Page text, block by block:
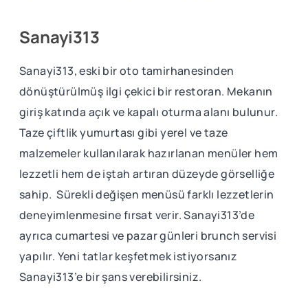
Sanayi313
Sanayi313, eski bir oto tamirhanesinden
dönüştürülmüş ilgi çekici bir restoran. Mekanın
giriş katında açık ve kapalı oturma alanı bulunur.
Taze çiftlik yumurtası gibi yerel ve taze
malzemeler kullanılarak hazırlanan menüler hem
lezzetli hem de iştah artıran düzeyde görselliğe
sahip. Sürekli değişen menüsü farklı lezzetlerin
deneyimlenmesine fırsat verir. Sanayi313’de
ayrıca cumartesi ve pazar günleri brunch servisi
yapılır. Yeni tatlar keşfetmek istiyorsanız
Sanayi313’e bir şans verebilirsiniz.